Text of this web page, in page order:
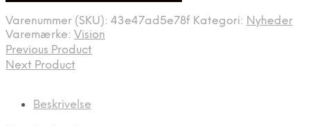
Varenummer (SKU): 43e47ad5e78f Kategori: Nyheder
Varemærke: Vision
Previous Product
Next Product
Beskrivelse